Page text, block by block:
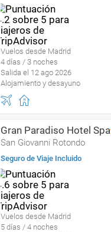
Vuelos desde Madrid
4 días / 3 noches
Salida el 12 ago 2026
Alojamiento y desayuno
Gran Paradiso Hotel Spa
San Giovanni Rotondo
Seguro de Viaje Incluido
Vuelos desde Madrid
5 días / 4 noches